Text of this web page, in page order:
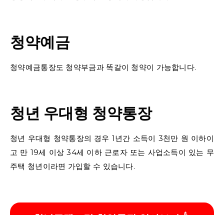
청약예금
청약예금통장도 청약부금과 똑같이 청약이 가능합니다.
청년 우대형 청약통장
청년 우대형 청약통장의 경우 1년간 소득이 3천만 원 이하이
고 만 19세 이상 34세 이하 근로자 또는 사업소득이 있는 무
주택 청년이라면 가입할 수 있습니다.